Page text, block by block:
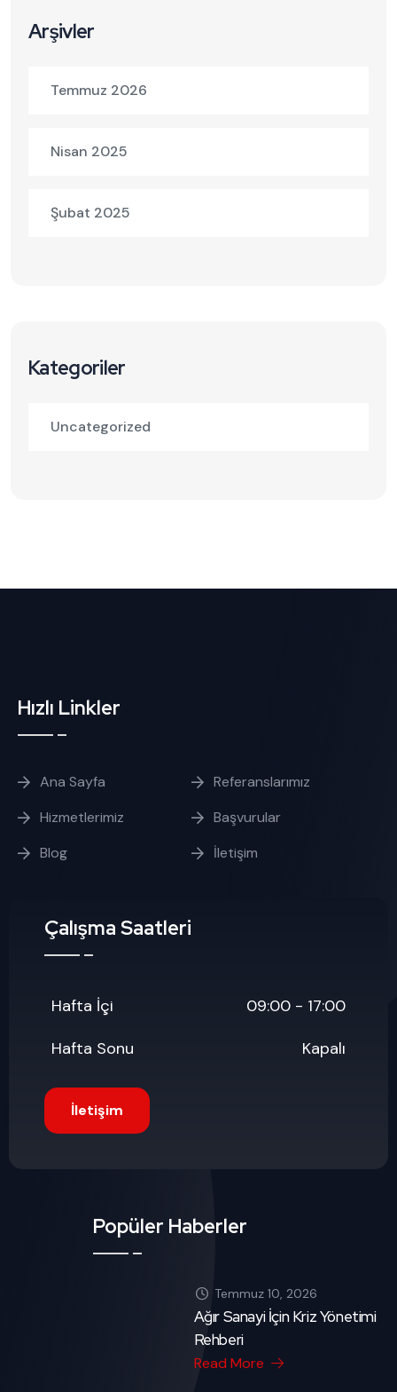
Arşivler
Temmuz 2026
Nisan 2025
Şubat 2025
Kategoriler
Uncategorized
Hızlı Linkler
Ana Sayfa
Referanslarımız
Hizmetlerimiz
Başvurular
Blog
İletişim
Çalışma Saatleri
Hafta İçi
09:00 - 17:00
Hafta Sonu
Kapalı
İletişim
Popüler Haberler
Temmuz 10, 2026
Ağır Sanayi İçin Kriz Yönetimi
Rehberi
Read More